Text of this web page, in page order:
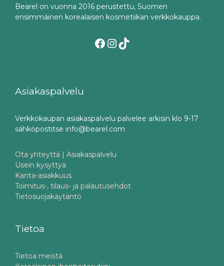
Bearel on vuonna 2016 perustettu, Suomen
ensimmäinen korealaisen kosmetiikan verkkokauppa.
Facebook
Instagram
TikTok
Asiakaspalvelu
Verkkokaupan asiakaspalvelu palvelee arkisin klo 9-17
sähköpostitse info@bearel.com
Ota yhteyttä | Asiakaspalvelu
Usein kysyttyä
Kanta-asiakkuus
Toimitus-, tilaus- ja palautusehdot
Tietosuojakäytäntö
Tietoa
Tietoa meistä